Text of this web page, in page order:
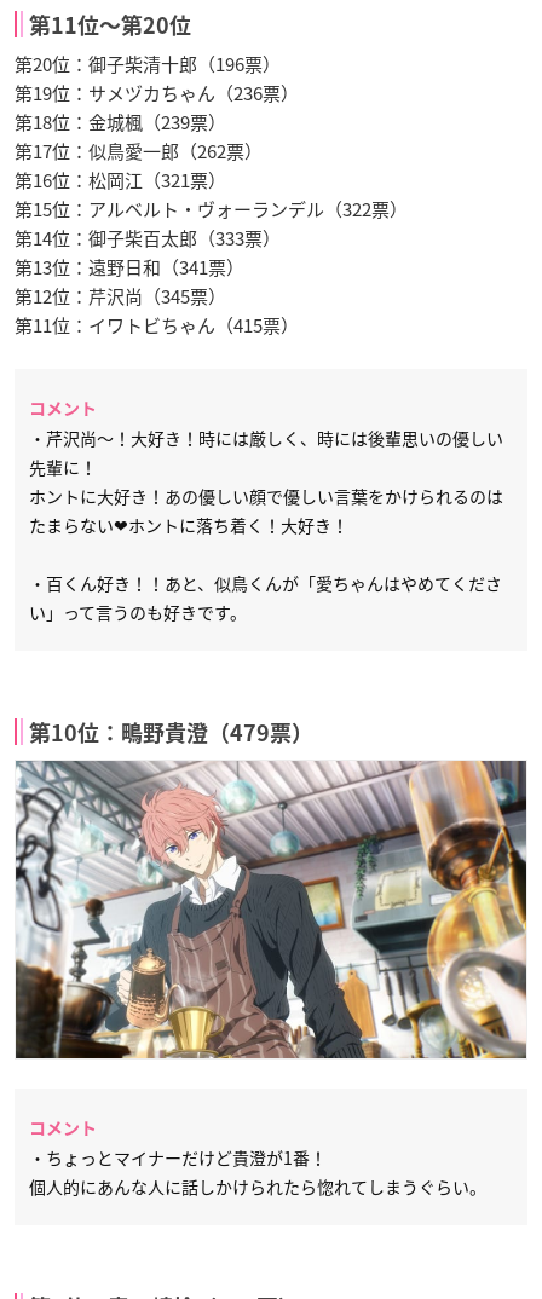
第11位〜第20位
第20位：御子柴清十郎（196票）
第19位：サメヅカちゃん（236票）
第18位：金城楓（239票）
第17位：似鳥愛一郎（262票）
第16位：松岡江（321票）
第15位：アルベルト・ヴォーランデル（322票）
第14位：御子柴百太郎（333票）
第13位：遠野日和（341票）
第12位：芹沢尚（345票）
第11位：イワトビちゃん（415票）
コメント
・芹沢尚〜！大好き！時には厳しく、時には後輩思いの優しい
先輩に！
ホントに大好き！あの優しい顔で優しい言葉をかけられるのは
たまらない❤ホントに落ち着く！大好き！
・百くん好き！！あと、似鳥くんが「愛ちゃんはやめてくださ
い」って言うのも好きです。
第10位：鴫野貴澄（479票）
コメント
・ちょっとマイナーだけど貴澄が1番！
個人的にあんな人に話しかけられたら惚れてしまうぐらい。